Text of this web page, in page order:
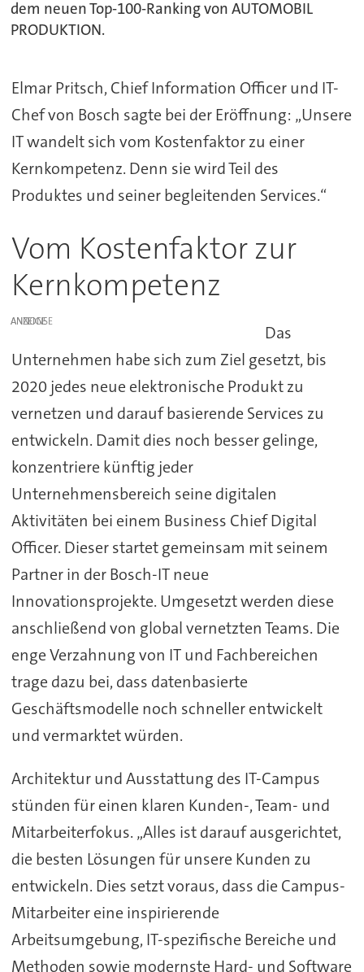
dem neuen Top-100-Ranking von AUTOMOBIL
PRODUKTION.
Elmar Pritsch, Chief Information Officer und IT-
Chef von Bosch sagte bei der Eröffnung: „Unsere
IT wandelt sich vom Kostenfaktor zu einer
Kernkompetenz. Denn sie wird Teil des
Produktes und seiner begleitenden Services.“
Vom Kostenfaktor zur
Kernkompetenz
ANZEIGE
Das
Unternehmen habe sich zum Ziel gesetzt, bis
2020 jedes neue elektronische Produkt zu
vernetzen und darauf basierende Services zu
entwickeln. Damit dies noch besser gelinge,
konzentriere künftig jeder
Unternehmensbereich seine digitalen
Aktivitäten bei einem Business Chief Digital
Officer. Dieser startet gemeinsam mit seinem
Partner in der Bosch-IT neue
Innovationsprojekte. Umgesetzt werden diese
anschließend von global vernetzten Teams. Die
enge Verzahnung von IT und Fachbereichen
trage dazu bei, dass datenbasierte
Geschäftsmodelle noch schneller entwickelt
und vermarktet würden.
Architektur und Ausstattung des IT-Campus
stünden für einen klaren Kunden-, Team- und
Mitarbeiterfokus. „Alles ist darauf ausgerichtet,
die besten Lösungen für unsere Kunden zu
entwickeln. Dies setzt voraus, dass die Campus-
Mitarbeiter eine inspirierende
Arbeitsumgebung, IT-spezifische Bereiche und
Methoden sowie modernste Hard- und Software